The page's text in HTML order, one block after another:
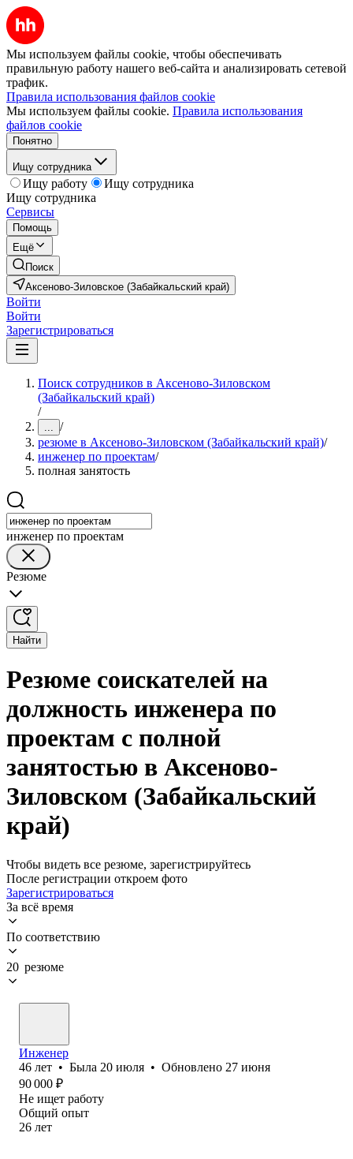
Мы используем файлы cookie, чтобы обеспечивать
правильную работу нашего веб-сайта и анализировать сетевой
трафик.
Правила использования файлов cookie
Мы используем файлы cookie. Правила использования
файлов cookie
Понятно
Ищу сотрудника
Ищу работу
Ищу сотрудника
Ищу сотрудника
Сервисы
Помощь
Ещё
Поиск
Аксеново-Зиловское (Забайкальский край)
Войти
Войти
Зарегистрироваться
Поиск сотрудников в Аксеново-Зиловском
(Забайкальский край)
/
... /
резюме в Аксеново-Зиловском (Забайкальский край)/
инженер по проектам/
полная занятость
инженер по проектам
Резюме
Найти
Резюме соискателей на
должность инженера по
проектам с полной
занятостью в Аксеново-
Зиловском (Забайкальский
край)
Чтобы видеть все резюме, зарегистрируйтесь
После регистрации откроем фото
Зарегистрироваться
За всё время
По соответствию
20 резюме
Инженер
46 лет • Была 20 июля • Обновлено 27 июня
90 000 ₽
Не ищет работу
Общий опыт
26 лет